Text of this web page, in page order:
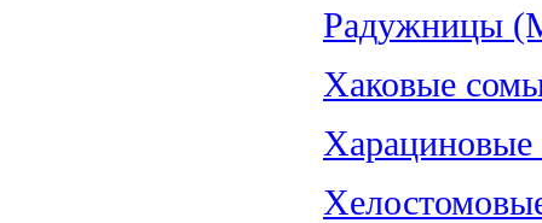
Радужницы
Хаковые
Харациновые